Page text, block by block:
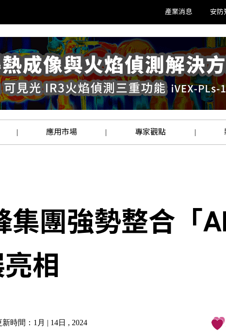
產業消息 安防
| 應用市場 | 專家觀點 |
集團強勢整合「
相
時間：1月 | 14日 , 2024